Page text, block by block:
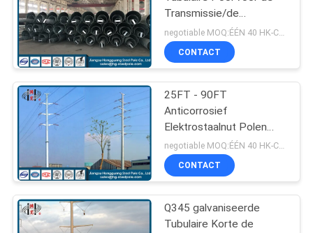
KWALITEITSCONTROLE
CONTACTEER
ONS
NIEUWS
VERZOEK
OM EEN
CITAAT
Machtstransmissie
Polen
Gegalvaniseerd
Staal Pool
100
Transmissie/de
Distributielijn van Electric
Power
CONTACT
25FT - 90FT
Anticorrosief
Elektrostaalnut Polen
met Dwarswapen
negotiable MOQ:ÉÉN 40 HK-CONTAINER
CONTACT
Q345 galvaniseerde
Tubulaire Korte de